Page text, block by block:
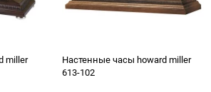
miller
Настенные часы howard miller
613-102